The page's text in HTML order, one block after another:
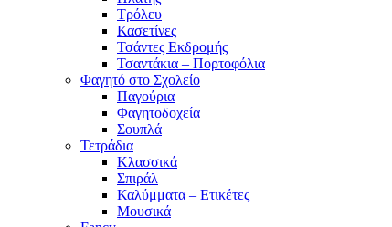
Τρόλευ
Κασετίνες
Τσάντες Εκδρομής
Τσαντάκια – Πορτοφόλια
Φαγητό στο Σχολείο
Παγούρια
Φαγητοδοχεία
Σουπλά
Τετράδια
Κλασσικά
Σπιράλ
Καλύμματα – Ετικέτες
Μουσικά